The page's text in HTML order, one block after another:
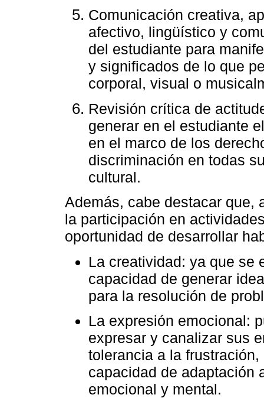
Comunicación creativa,
afectivo, lingüístico y
del estudiante para
y significados de lo que
corporal, visual o
Revisión crítica de
generar en el estudiante
en el marco de los
discriminación en todas
cultural.
Además, cabe destacar que,
la participación en
oportunidad de desarrollar
La creatividad: ya que se
capacidad de generar
para la resolución de
La expresión emocional:
expresar y canalizar sus
tolerancia a la
capacidad de adaptación
emocional y mental.